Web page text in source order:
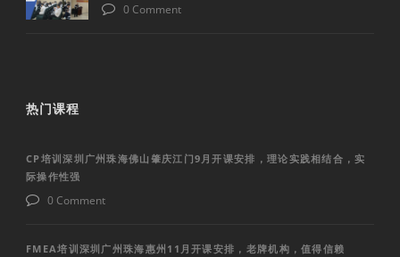
0 Comment
热门课程
CP培训深圳广州珠海佛山肇庆江门9月开课安排，理论实践相结合，实
际操作性强
0 Comment
FMEA培训深圳广州珠海惠州11月开课安排，老牌机构，值得信赖